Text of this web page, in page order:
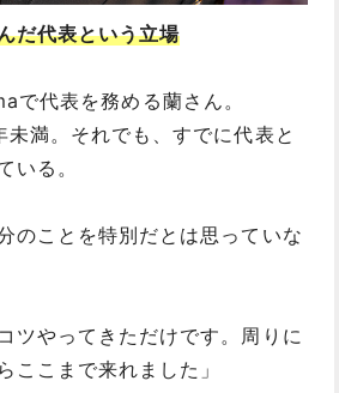
だ代表という立場
代表を務める蘭さん。
満。それでも、すでに代表と
いる。
のことを特別だとは思っていな
ツやってきただけです。周りに
ここまで来れました」